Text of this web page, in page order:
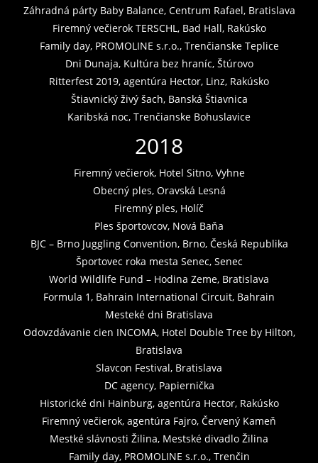
Záhradná párty Baby Balance, Centrum Rafael, Bratislava
Firemný večierok TERSCHL, Bad Hall, Rakúsko
Family day, PROMOLINE s.r.o., Trenčianske Teplice
Dni Dunaja, Kultúra bez hraníc, Štúrovo
Ritterfest 2019, agentúra Hector, Linz, Rakúsko
Štiavnický živý šach, Banská Štiavnica
Karibská noc, Trenčianske Bohuslavice
2018
Firemný večierok, Hotel Sitno, Vyhne
Obecný ples, Oravská Lesná
Firemný ples, Holíč
Ples športovcov, Nová Baňa
BJC – Brno Juggling Convention, Brno, Česká Republika
Športovec roka mesta Senec, Senec
World Wildlife Fund – Hodina Zeme, Bratislava
Formula 1, Bahrain International Circuit, Bahrain
Mesteké dni Bratislava
Odovzdávanie cien INCOMA, Hotel Double Tree by Hilton,
Bratislava
Slavcon Festival, Bratislava
DC agency, Papiernička
Historické dni Hainburg, agentúra Hector, Rakúsko
Firemný večierok, agentúra Fajro, Červený Kameň
Mestké slávnosti Žilina, Mestské divadlo Žilina
Family day, PROMOLINE s.r.o., Trenčin